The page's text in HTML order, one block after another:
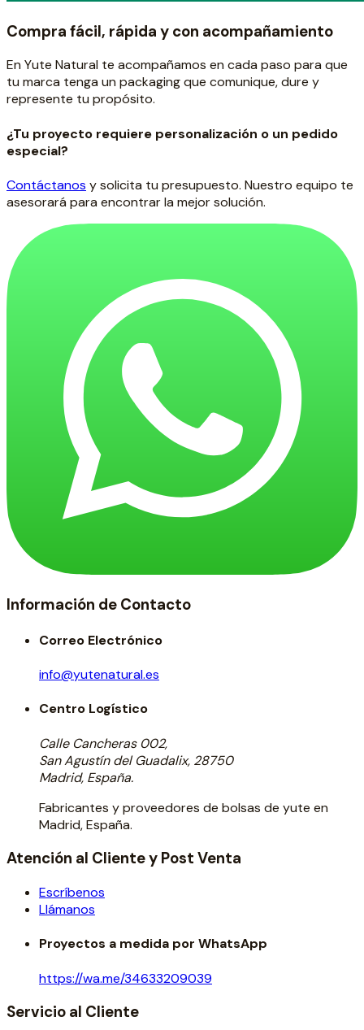
Compra fácil, rápida y con acompañamiento
En Yute Natural te acompañamos en cada paso para que
tu marca tenga un packaging que comunique, dure y
represente tu propósito.
¿Tu proyecto requiere personalización o un pedido
especial?
Contáctanos y solicita tu presupuesto. Nuestro equipo te
asesorará para encontrar la mejor solución.
Información de Contacto
Correo Electrónico
info@yutenatural.es
Centro Logístico
Calle Cancheras 002,
San Agustín del Guadalix, 28750
Madrid, España.
Fabricantes y proveedores de bolsas de yute en
Madrid, España.
Atención al Cliente y Post Venta
Escríbenos
Llámanos
Proyectos a medida por WhatsApp
https://wa.me/34633209039
Servicio al Cliente